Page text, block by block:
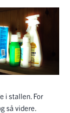
i stallen. For
så videre.